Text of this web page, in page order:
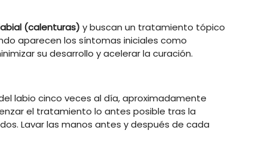
(calenturas) y buscan un tratamiento tópico
aparecen los síntomas iniciales como
su desarrollo y acelerar la curación.
labio cinco veces al día, aproximadamente
el tratamiento lo antes posible tras la
Lavar las manos antes y después de cada